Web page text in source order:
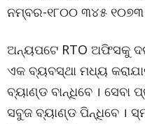
ନମ୍ବର-୧୮୦୦ ୩୪୫
ଅନ୍ୟପଟେ RTO ଅଫିସକୁ
ଏକ ବ୍ୟବସ୍ଥା ମଧ୍ୟ
ବ୍ୟାଣ୍ଡ ବାନ୍ଧିବେ । ସେବା
ସବୁଜ ବ୍ୟାଣ୍ଡ ପିନ୍ଧିବେ ।